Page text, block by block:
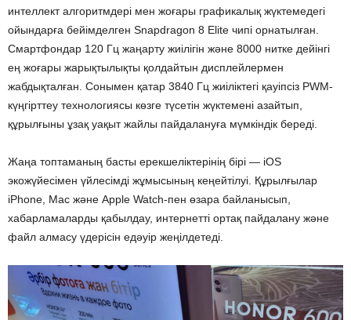
интеллект алгоритмдері мен жоғары графикалық жүктемедегі
ойындарға бейімделген Snapdragon 8 Elite чипі орнатылған.
Смартфондар 120 Гц жаңарту жиілігін және 8000 нитке дейінгі
ең жоғары жарықтылықты қолдайтын дисплейлермен
жабдықталған. Сонымен қатар 3840 Гц жиіліктегі қауіпсіз PWM-
күңгірттеу технологиясы көзге түсетін жүктемені азайтып,
құрылғыны ұзақ уақыт жайлы пайдалануға мүмкіндік береді.
Жаңа топтаманың басты ерекшеліктерінің бірі — iOS
экожүйесімен үйлесімді жұмысының кеңейтілуі. Құрылғылар
iPhone, Mac және Apple Watch-пен өзара байланысып,
хабарламаларды қабылдау, интернетті ортақ пайдалану және
файл алмасу үдерісін едәуір жеңілдетеді.